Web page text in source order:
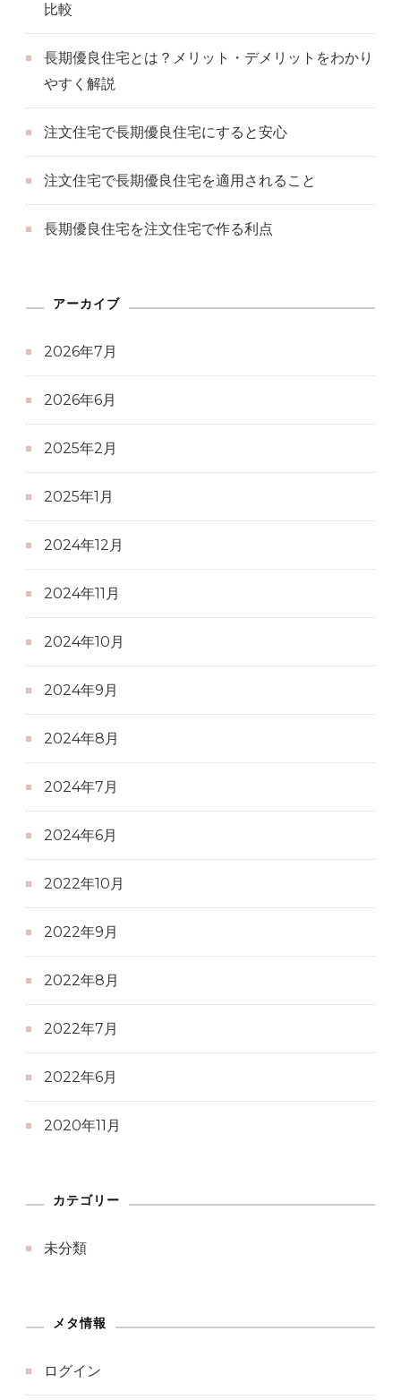
比較
長期優良住宅とは？メリット・デメリットをわかり
やすく解説
注文住宅で長期優良住宅にすると安心
注文住宅で長期優良住宅を適用されること
長期優良住宅を注文住宅で作る利点
アーカイブ
2026年7月
2026年6月
2025年2月
2025年1月
2024年12月
2024年11月
2024年10月
2024年9月
2024年8月
2024年7月
2024年6月
2022年10月
2022年9月
2022年8月
2022年7月
2022年6月
2020年11月
カテゴリー
未分類
メタ情報
ログイン